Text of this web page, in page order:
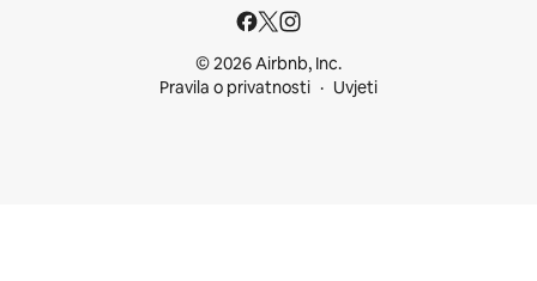
© 2026 Airbnb, Inc.
Pravila o privatnosti
Uvjeti